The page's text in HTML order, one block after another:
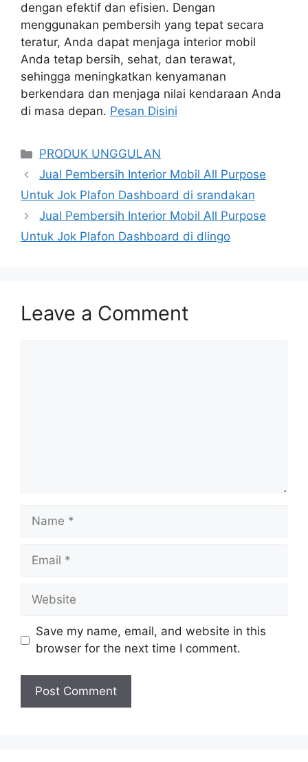
dengan efektif dan efisien. Dengan
menggunakan pembersih yang tepat secara
teratur, Anda dapat menjaga interior mobil
Anda tetap bersih, sehat, dan terawat,
sehingga meningkatkan kenyamanan
berkendara dan menjaga nilai kendaraan Anda
di masa depan. Pesan Disini
Categories
PRODUK UNGGULAN
Jual Pembersih Interior Mobil All Purpose
Untuk Jok Plafon Dashboard di srandakan
Jual Pembersih Interior Mobil All Purpose
Untuk Jok Plafon Dashboard di dlingo
Leave a Comment
Name
Email
Website
Save my name, email, and website in this
browser for the next time I comment.